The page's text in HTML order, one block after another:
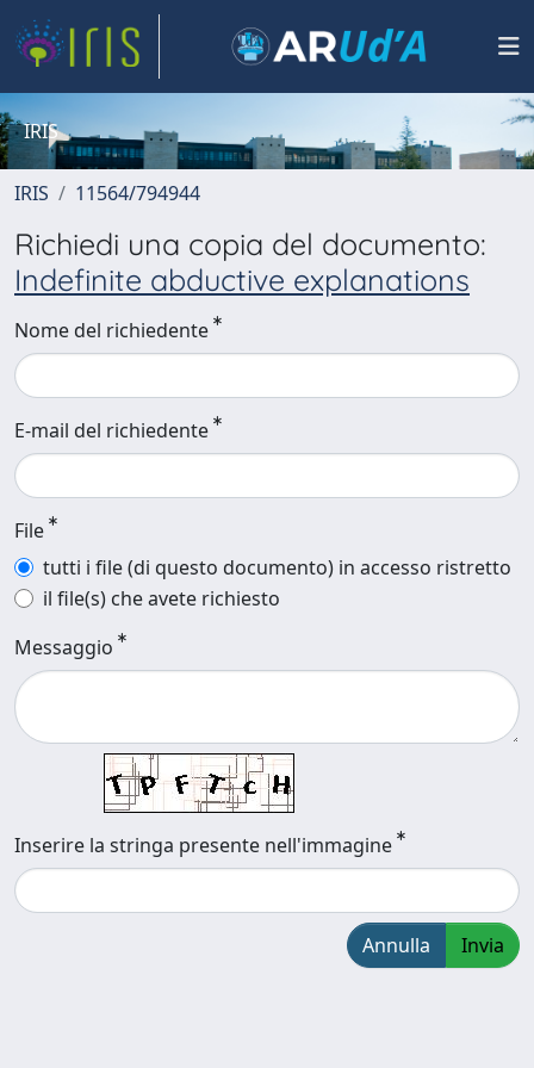
IRIS
IRIS 11564/794944
Richiedi una copia del documento:
Indefinite abductive explanations
Nome del richiedente
E-mail del richiedente
File
tutti i file (di questo documento) in accesso ristretto
il file(s) che avete richiesto
Messaggio
Inserire la stringa presente nell'immagine
Annulla Invia